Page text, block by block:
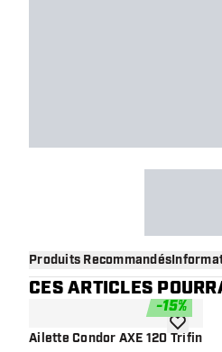
Produits Recommandés
CES ARTICLES
-15%
Ailette Condor AXE 120 Trifin
ajouter à